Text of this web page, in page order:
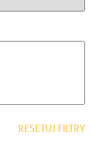
RESETUJ FILTRY